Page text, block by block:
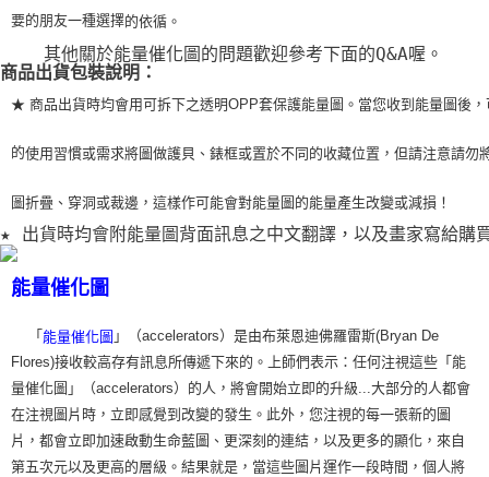
要的朋友一種選擇的依循。
    其他關於能量催化圖的問題歡迎參考下面的Q&A喔。
商品出貨包裝說明：
★ 商品出貨時均會用可拆下之透明OPP套保護能量圖。當您收到能量圖後，
的使用習慣或需求將圖做護貝、錶框或置於不同的收藏位置，但請注意請勿
圖折疊、穿洞或裁邊，這樣作可能會對能量圖的能量產生改變或減損！
★ 出貨時均會附能量圖背面訊息之中文翻譯，以及畫家寫給購
能量催化圖
「 能量催化圖 」（accelerators）是由布萊恩迪佛羅雷斯(Bryan De
Flores)接收較高存有訊息所傳遞下來的。上師們表示：任何注視這些「能
量催化圖」（accelerators）的人，將會開始立即的升級...大部分的人都會
在注視圖片時，立即感覺到改變的發生。此外，您注視的每一張新的圖
片，都會立即加速啟動生命藍圖、更深刻的連結，以及更多的顯化，來自
第五次元以及更高的層級。結果就是，當這些圖片運作一段時間，個人將